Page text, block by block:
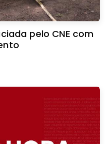
pelo CNE com